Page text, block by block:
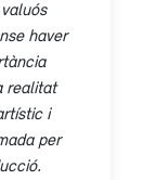
haver
realitat
i
per